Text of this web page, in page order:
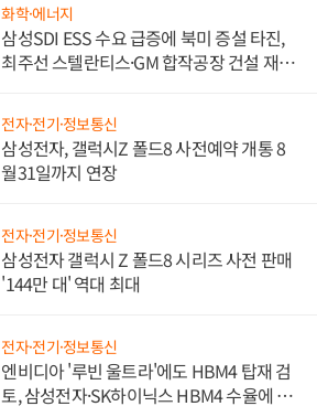
화학·에너지
삼성SDI ESS 수요 급증에 북미 증설 타진,
최주선 스텔란티스·GM 합작공장 건설 재추
전자·전기·정보통신
삼성전자, 갤럭시Z 폴드8 사전예약 개통 8
월31일까지 연장
전자·전기·정보통신
삼성전자 갤럭시 Z 폴드8 시리즈 사전 판매
'144만 대' 역대 최대
전자·전기·정보통신
엔비디아 '루빈 울트라'에도 HBM4 탑재 검
토, 삼성전자·SK하이닉스 HBM4 수율에 주